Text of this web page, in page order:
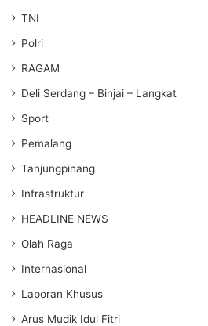
TNI
Polri
RAGAM
Deli Serdang – Binjai – Langkat
Sport
Pemalang
Tanjungpinang
Infrastruktur
HEADLINE NEWS
Olah Raga
Internasional
Laporan Khusus
Arus Mudik Idul Fitri